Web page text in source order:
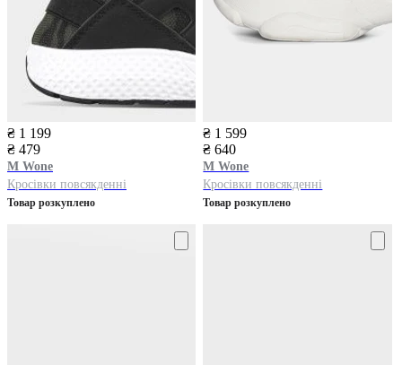
₴ 1 199
₴ 479
M Wone
Кросівки повсякденні
Товар розкуплено
₴ 1 599
₴ 640
M Wone
Кросівки повсякденні
Товар розкуплено